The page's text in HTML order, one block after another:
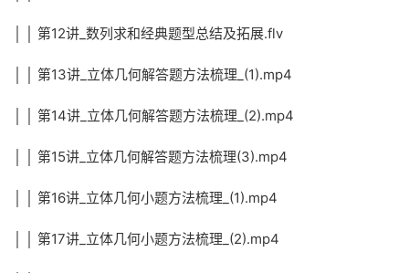
│ │ 第12讲_数列求和经典题型总结及拓展.flv
│ │ 第13讲_立体几何解答题方法梳理_(1).mp4
│ │ 第14讲_立体几何解答题方法梳理_(2).mp4
│ │ 第15讲_立体几何解答题方法梳理(3).mp4
│ │ 第16讲_立体几何小题方法梳理_(1).mp4
│ │ 第17讲_立体几何小题方法梳理_(2).mp4